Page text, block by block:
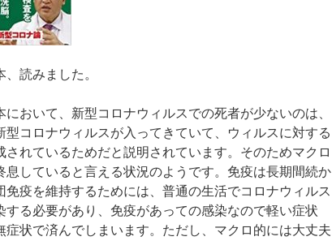
読みました。
において、新型コロナウィルスでの死者が少ないのは、
型コロナウィルスが入ってきていて、ウィルスに対する
されているためだと説明されています。そのためマクロ
息していると言える状況のようです。免疫は長期間続か
免疫を維持するためには、普通の生活でコロナウィルス
する必要があり、免疫があっての感染なので軽い症状
症状で済んでしまいます。ただし、マクロ的には大丈夫